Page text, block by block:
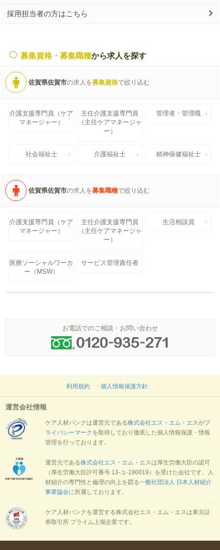
採用担当者の方はこちら
募集資格・募集職種から求人を探す
佐賀県佐賀市の求人を募集資格で絞り込む
介護支援専門員（ケア
マネージャー）
主任介護支援専門員
（主任ケアマネージャ
ー）
管理者・管理職
社会福祉士 介護福祉士 精神保健福祉士
佐賀県佐賀市の求人を募集職種で絞り込む
介護支援専門員（ケア
マネージャー）
主任介護支援専門員
（主任ケアマネージャ
ー）
生活相談員
医療ソーシャルワーカ
ー（MSW）
サービス管理責任者
お電話でのご相談・お問い合わせ
利用規約 個人情報保護方針
運営会社情報
ケア人材バンクは運営元である株式会社エス・エム・エスがプ
ライバシーマーク を取得しており徹底した個人情報保護・情報
管理を行っております。
運営元である株式会社エス・エム・エスは厚生労働大臣の認可
（厚生労働大臣許可番号 13-ユ-190019）を受けた会社です。人
材紹介の専門性と倫理の向上を図る一般社団法人 日本人材紹介
事業協会に所属しております。
ケア人材バンクを運営する株式会社エス・エム・エスは東京証
券取引所 プライム上場企業です。